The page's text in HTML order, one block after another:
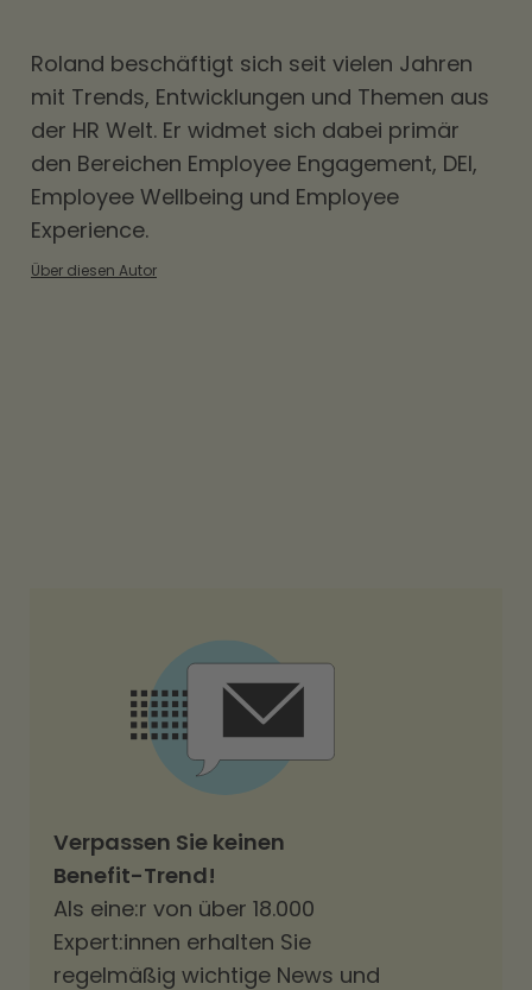
Roland beschäftigt sich seit vielen Jahren
mit Trends, Entwicklungen und Themen aus
der HR Welt. Er widmet sich dabei primär
den Bereichen Employee Engagement, DEI,
Employee Wellbeing und Employee
Experience.
Über diesen Autor
Verpassen Sie keinen
Benefit-Trend!
Als eine:r von über 18.000
Expert:innen erhalten Sie
regelmäßig wichtige News und